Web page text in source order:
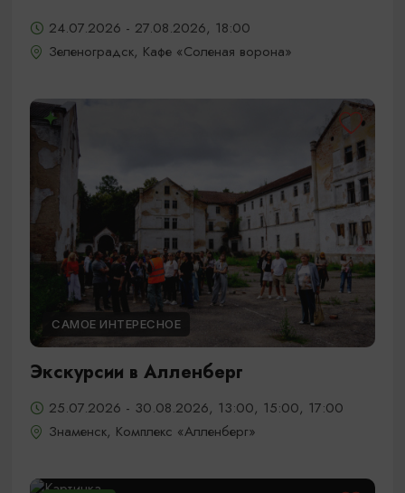
24.07.2026 - 27.08.2026, 18:00
Зеленоградск, Кафе «Соленая ворона»
САМОЕ ИНТЕРЕСНОЕ
Экскурсии в Алленберг
25.07.2026 - 30.08.2026, 13:00, 15:00, 17:00
Знаменск, Комплекс «Алленберг»